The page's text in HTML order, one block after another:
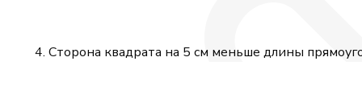
Сторона квадрата на 5 см меньше длины